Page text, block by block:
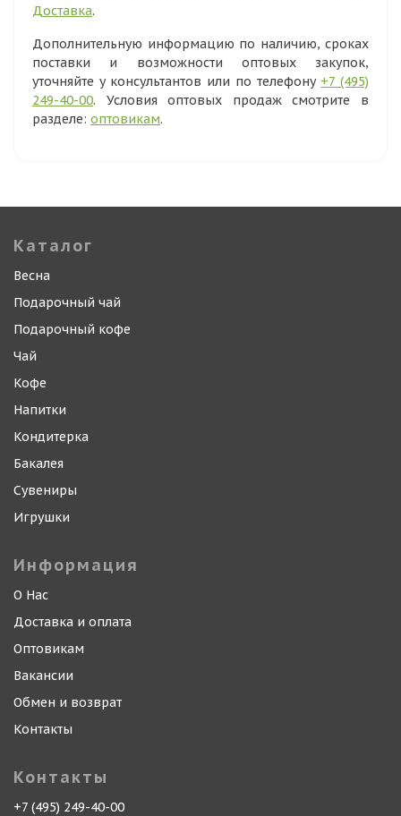
Доставка.
Дополнительную информацию по наличию, сроках
поставки и возможности оптовых закупок,
уточняйте у консультантов или по телефону +7 (495)
249-40-00. Условия оптовых продаж смотрите в
разделе: оптовикам.
Каталог
Весна
Подарочный чай
Подарочный кофе
Чай
Кофе
Напитки
Кондитерка
Бакалея
Сувениры
Игрушки
Информация
О Нас
Доставка и оплата
Оптовикам
Вакансии
Обмен и возврат
Контакты
Контакты
+7 (495) 249-40-00